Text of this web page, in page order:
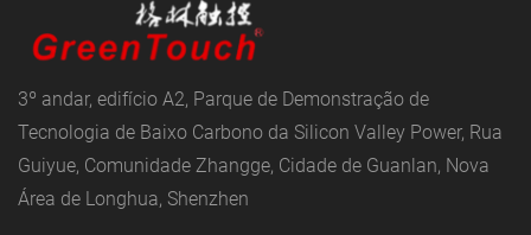
3º andar, edifício A2, Parque de Demonstração de
Tecnologia de Baixo Carbono da Silicon Valley Power, Rua
Guiyue, Comunidade Zhangge, Cidade de Guanlan, Nova
Área de Longhua, Shenzhen